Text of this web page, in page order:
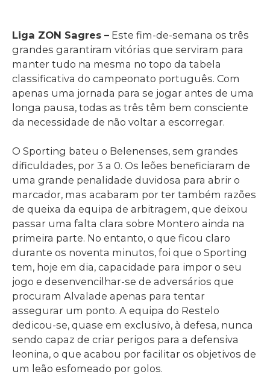
Liga ZON Sagres – Este fim-de-semana os três
grandes garantiram vitórias que serviram para
manter tudo na mesma no topo da tabela
classificativa do campeonato português. Com
apenas uma jornada para se jogar antes de uma
longa pausa, todas as três têm bem consciente
da necessidade de não voltar a escorregar.
O Sporting bateu o Belenenses, sem grandes
dificuldades, por 3 a 0. Os leões beneficiaram de
uma grande penalidade duvidosa para abrir o
marcador, mas acabaram por ter também razões
de queixa da equipa de arbitragem, que deixou
passar uma falta clara sobre Montero ainda na
primeira parte. No entanto, o que ficou claro
durante os noventa minutos, foi que o Sporting
tem, hoje em dia, capacidade para impor o seu
jogo e desenvencilhar-se de adversários que
procuram Alvalade apenas para tentar
assegurar um ponto. A equipa do Restelo
dedicou-se, quase em exclusivo, à defesa, nunca
sendo capaz de criar perigos para a defensiva
leonina, o que acabou por facilitar os objetivos de
um leão esfomeado por golos.